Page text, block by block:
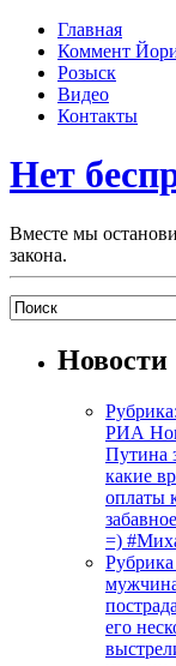
Главная
Коммент
Розыск
Видео
Контакты
Нет
Вместе мы
закона.
Новости
РИА
Путина
какие
оплаты
=)
его